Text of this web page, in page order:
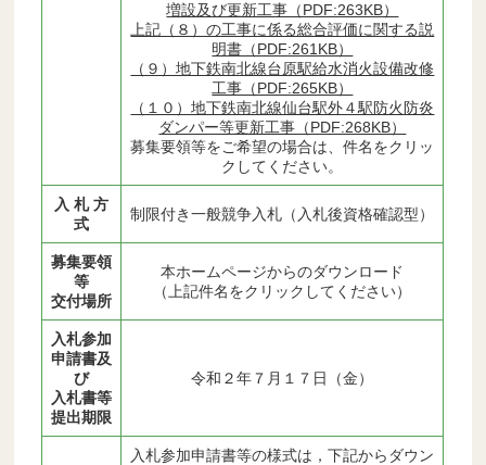
増設及び更新工事（PDF:263KB）
上記（８）の工事に係る総合評価に関する説
明書（PDF:261KB）
（９）地下鉄南北線台原駅給水消火設備改修
工事（PDF:265KB）
（１０）地下鉄南北線仙台駅外４駅防火防炎
ダンパー等更新工事（PDF:268KB）
募集要領等をご希望の場合は、件名をクリッ
クしてください。
入 札 方
式
制限付き一般競争入札（入札後資格確認型）
募集要領
等
交付場所
本ホームページからのダウンロード
（上記件名をクリックしてください）
入札参加
申請書及
び
入札書等
提出期限
令和２年７月１７日（金）
入札参加申請書等の様式は，下記からダウン